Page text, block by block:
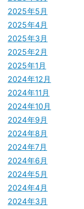
2025年5月
2025年4月
2025年3月
2025年2月
2025年1月
2024年12月
2024年11月
2024年10月
2024年9月
2024年8月
2024年7月
2024年6月
2024年5月
2024年4月
2024年3月